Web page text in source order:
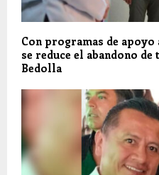
Con programas de apoyo
se reduce el abandono
Bedolla